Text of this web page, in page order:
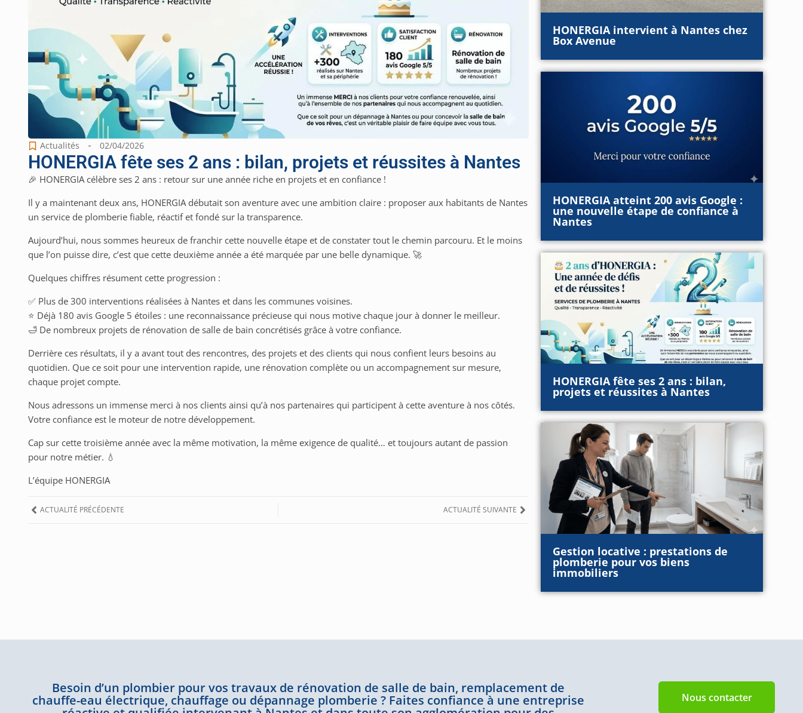
Actualités 02/04/2026
HONERGIA fête ses 2 ans : bilan, projets et réussites à Nantes
🎉 HONERGIA célèbre ses 2 ans : retour sur une année riche en projets et en confiance !
Il y a maintenant deux ans, HONERGIA débutait son aventure avec une ambition claire : proposer aux habitants de Nantes
un service de plomberie fiable, réactif et fondé sur la transparence.
Aujourd’hui, nous sommes heureux de franchir cette nouvelle étape et de constater tout le chemin parcouru. Et le moins
que l’on puisse dire, c’est que cette deuxième année a été marquée par une belle dynamique. 🚀
Quelques chiffres résument cette progression :
✅ Plus de 300 interventions réalisées à Nantes et dans les communes voisines.
⭐ Déjà 180 avis Google 5 étoiles : une reconnaissance précieuse qui nous motive chaque jour à donner le meilleur.
🛁 De nombreux projets de rénovation de salle de bain concrétisés grâce à votre confiance.
Derrière ces résultats, il y a avant tout des rencontres, des projets et des clients qui nous confient leurs besoins au
quotidien. Que ce soit pour une intervention rapide, une rénovation complète ou un accompagnement sur mesure,
chaque projet compte.
Nous adressons un immense merci à nos clients ainsi qu’à nos partenaires qui participent à cette aventure à nos côtés.
Votre confiance est le moteur de notre développement.
Cap sur cette troisième année avec la même motivation, la même exigence de qualité… et toujours autant de passion
pour notre métier. 💧
L’équipe HONERGIA
ACTUALITÉ PRÉCÉDENTE ACTUALITÉ SUIVANTE
HONERGIA intervient à Nantes chez
Box Avenue
HONERGIA atteint 200 avis Google :
une nouvelle étape de confiance à
Nantes
HONERGIA fête ses 2 ans : bilan,
projets et réussites à Nantes
Gestion locative : prestations de
plomberie pour vos biens
immobiliers
Besoin d’un plombier pour vos travaux de rénovation de salle de bain, remplacement de
chauffe-eau électrique, chauffage ou dépannage plomberie ? Faites confiance à une entreprise Nous contacter